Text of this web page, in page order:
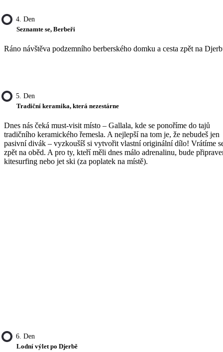
4. Den
Seznamte se, Berbeři
Ráno návštěva podzemního berberského domku a cesta zpět na
5. Den
Tradiční keramika, která nezestárne
Dnes nás čeká must-visit místo – Gallala, kde se ponoříme do tajů
tradičního keramického řemesla. A nejlepší na tom je, že nebudeš jen
pasivní divák – vyzkoušíš si vytvořit vlastní originální dílo! Vrátíme
zpět na oběd. A pro ty, kteří měli dnes málo adrenalinu, bude
kitesurfing nebo jet ski (za poplatek na místě).
6. Den
Lodní výlet po Djerbě